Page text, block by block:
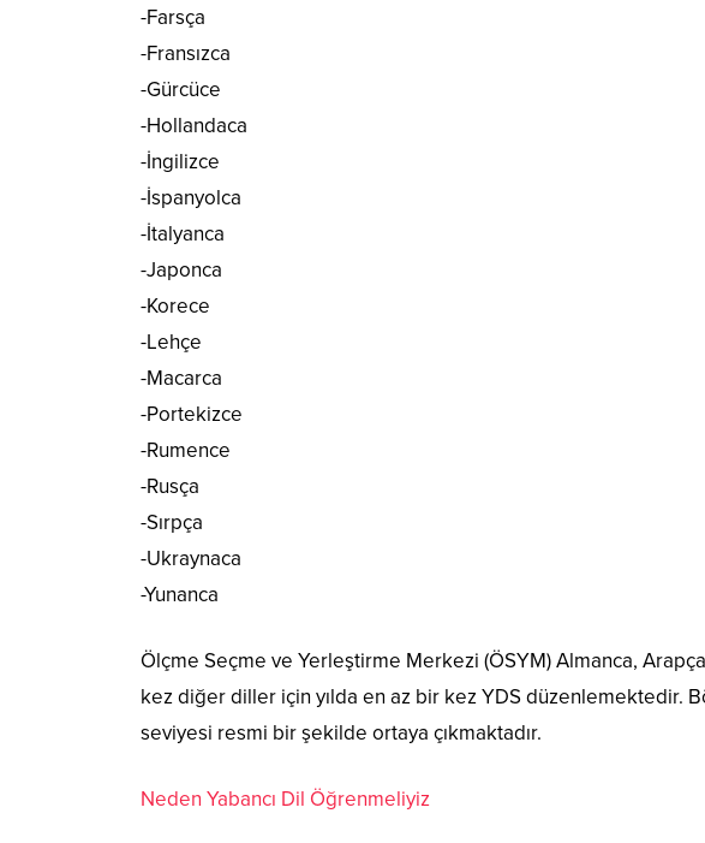
-Farsça
-Fransızca
-Gürcüce
-Hollandaca
-İngilizce
-İspanyolca
-İtalyanca
-Japonca
-Korece
-Lehçe
-Macarca
-Portekizce
-Rumence
-Rusça
-Sırpça
-Ukraynaca
-Yunanca
Ölçme Seçme ve Yerleştirme Merkezi (ÖSYM) Almanca,
kez diğer diller için yılda en az bir kez YDS düzenlemektedir.
seviyesi resmi bir şekilde ortaya çıkmaktadır.
Neden Yabancı Dil Öğrenmeliyiz